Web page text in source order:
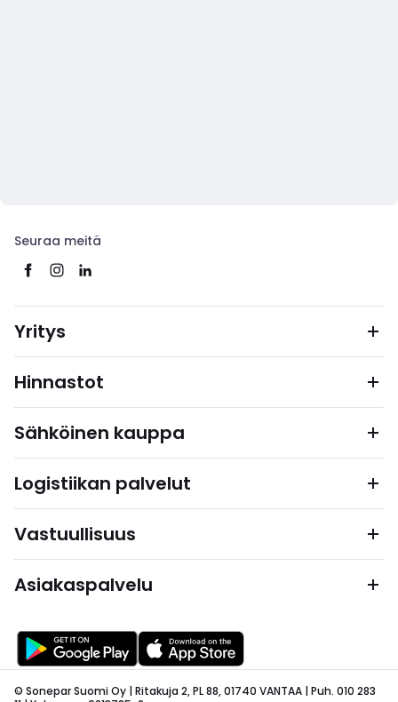
Seuraa meitä
Yritys
Hinnastot
Sähköinen kauppa
Logistiikan palvelut
Vastuullisuus
Asiakaspalvelu
© Sonepar Suomi Oy | Ritakuja 2, PL 88, 01740 VANTAA | Puh. 010 283